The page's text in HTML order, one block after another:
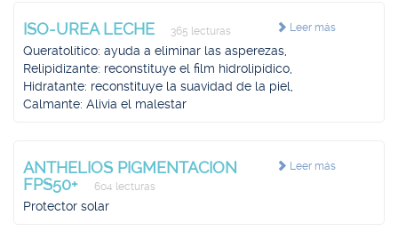
Leer más
ISO-UREA LECHE 365 lecturas
Queratolítico: ayuda a eliminar las asperezas,
Relipidizante: reconstituye el film hidrolipídico,
Hidratante: reconstituye la suavidad de la piel,
Calmante: Alivia el malestar
Leer más
ANTHELIOS PIGMENTACION
FPS50+
604 lecturas
Protector solar